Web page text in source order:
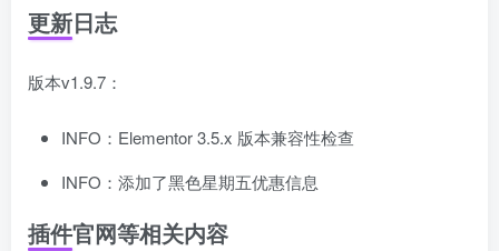
更新日志
版本v1.9.7：
INFO：Elementor 3.5.x 版本兼容性检查
INFO：添加了黑色星期五优惠信息
插件官网等相关内容